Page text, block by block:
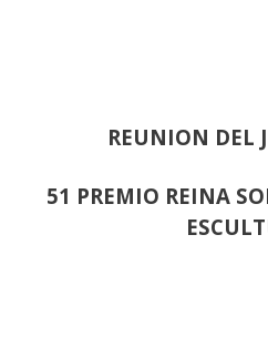
REUNION DEL
51 PREMIO REINA